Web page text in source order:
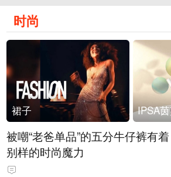
时尚
裙子
被嘲“老爸单品”的五分牛仔裤有着
别样的时尚魔力